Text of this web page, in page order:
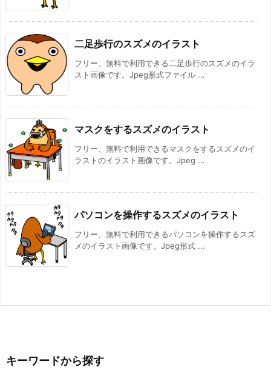
二足歩行のスズメのイラスト
フリー、無料で利用できる二足歩行のスズメのイラ
スト画像です。Jpeg形式ファイル ...
マスクをするスズメのイラスト
フリー、無料で利用できるマスクをするスズメのイ
ラストのイラスト画像です。Jpeg ...
パソコンを操作するスズメのイラスト
フリー、無料で利用できるパソコンを操作するスズ
メのイラスト画像です。Jpeg形式 ...
キーワードから探す